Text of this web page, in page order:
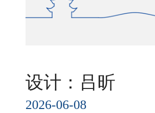
设计：吕昕
2026-06-08